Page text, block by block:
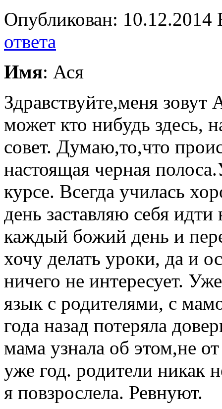
Опубликован:
ответа
Имя: Ася
Здравствуйте,меня
может кто нибудь здесь,
совет. Думаю,то,что
настоящая черная
курсе. Всегда училась
день заставляю себя идти
каждый божий день и
хочу делать уроки, да и
ничего не интересует.
язык с родителями, с
года назад потеряла
мама узнала об этом,не
уже год. родители никак
я повзрослела. Ревнуют.